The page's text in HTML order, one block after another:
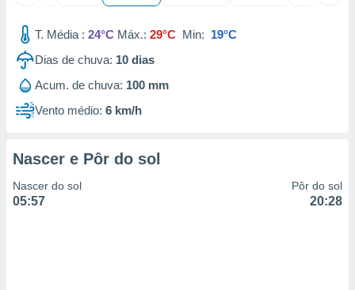
T. Média : 24°C Máx.: 29°C Min: 19°C
Dias de chuva: 10 dias
Acum. de chuva: 100 mm
Vento médio: 6 km/h
Nascer e Pôr do sol
Nascer do sol
05:57
Pôr do sol
20:28